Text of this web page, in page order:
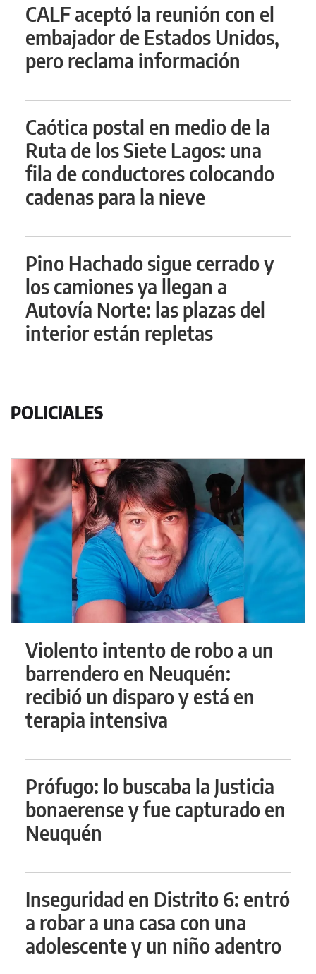
CALF aceptó la reunión con el
embajador de Estados Unidos,
pero reclama información
Caótica postal en medio de la
Ruta de los Siete Lagos: una
fila de conductores colocando
cadenas para la nieve
Pino Hachado sigue cerrado y
los camiones ya llegan a
Autovía Norte: las plazas del
interior están repletas
POLICIALES
Violento intento de robo a un
barrendero en Neuquén:
recibió un disparo y está en
terapia intensiva
Prófugo: lo buscaba la Justicia
bonaerense y fue capturado en
Neuquén
Inseguridad en Distrito 6: entró
a robar a una casa con una
adolescente y un niño adentro